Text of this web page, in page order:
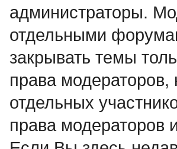
администраторы.
отдельными
закрывать темы
права модераторов,
отдельных
права модераторов